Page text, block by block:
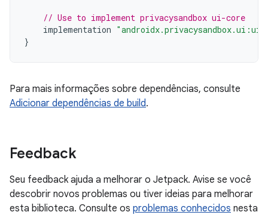
// Use to implement privacysandbox ui-core
implementation
}
Para mais informações sobre dependências, consulte
Adicionar dependências de build.
Feedback
Seu feedback ajuda a melhorar o Jetpack. Avise se você
descobrir novos problemas ou tiver ideias para melhorar
esta biblioteca. Consulte os problemas conhecidos nesta